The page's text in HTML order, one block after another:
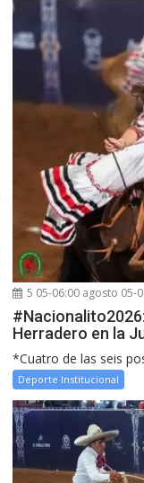
5 05-06:00 agosto 05-
Herradero en la
*Cuatro de las seis
Deporte Institucional